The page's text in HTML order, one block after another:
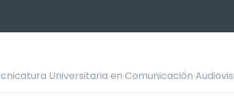
Universitaria en Comunicación